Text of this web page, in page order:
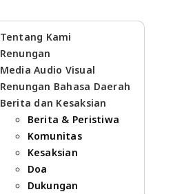
Tentang Kami
Renungan
Media Audio Visual
Renungan Bahasa Daerah
Berita dan Kesaksian
Berita & Peristiwa
Komunitas
Kesaksian
Doa
Dukungan